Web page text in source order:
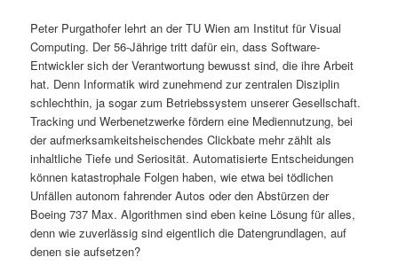
r
i
n
g
e
n
s
p
r
i
n
g
e
Peter Purgathofer lehrt an der TU Wien am Institut für Visual
Computing. Der 56-Jährige tritt dafür ein, dass Software-
Entwickler sich der Verantwortung bewusst sind, die ihre Arbeit
hat. Denn Informatik wird zunehmend zur zentralen Disziplin
schlechthin, ja sogar zum Betriebssystem unserer Gesellschaft.
Tracking und Werbenetzwerke fördern eine Mediennutzung, bei
der aufmerksamkeitsheischendes Clickbate mehr zählt als
inhaltliche Tiefe und Seriosität. Automatisierte Entscheidungen
können katastrophale Folgen haben, wie etwa bei tödlichen
Unfällen autonom fahrender Autos oder den Abstürzen der
Boeing 737 Max. Algorithmen sind eben keine Lösung für alles,
denn wie zuverlässig sind eigentlich die Datengrundlagen, auf
denen sie aufsetzen?